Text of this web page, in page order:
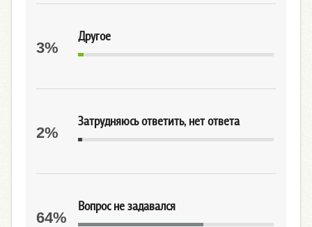
Другое
3%
Затрудняюсь ответить, нет ответа
2%
Вопрос не задавался
64%